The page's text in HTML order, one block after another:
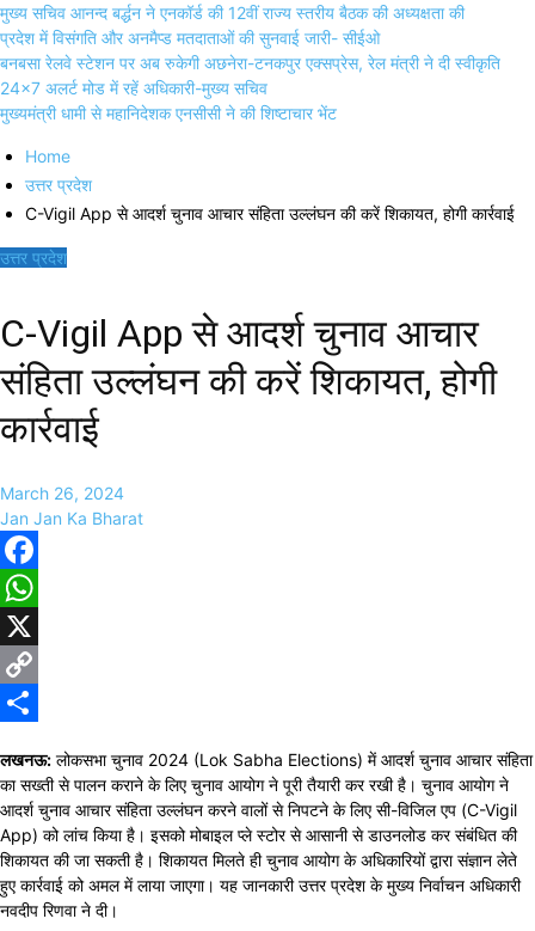
मुख्य सचिव आनन्द बर्द्धन ने एनकॉर्ड की 12वीं राज्य स्तरीय बैठक की अध्यक्षता की
प्रदेश में विसंगति और अनमैप्ड मतदाताओं की सुनवाई जारी- सीईओ
बनबसा रेलवे स्टेशन पर अब रुकेगी अछनेरा-टनकपुर एक्सप्रेस, रेल मंत्री ने दी स्वीकृति
24×7 अलर्ट मोड में रहें अधिकारी-मुख्य सचिव
मुख्यमंत्री धामी से महानिदेशक एनसीसी ने की शिष्टाचार भेंट
Home
उत्तर प्रदेश
C-Vigil App से आदर्श चुनाव आचार संहिता उल्लंघन की करें शिकायत, होगी कार्रवाई
उत्तर प्रदेश
C-Vigil App से आदर्श चुनाव आचार
संहिता उल्लंघन की करें शिकायत, होगी
कार्रवाई
March 26, 2024
Jan Jan Ka Bharat
Facebook
WhatsApp
X
Copy
लखनऊ: लोकसभा चुनाव 2024 (Lok Sabha Elections) में आदर्श चुनाव आचार संहिता
का सख्ती से पालन कराने के लिए चुनाव आयोग ने पूरी तैयारी कर रखी है। चुनाव आयोग ने
आदर्श चुनाव आचार संहिता उल्लंघन करने वालों से निपटने के लिए सी-विजिल एप (C-Vigil
App) को लांच किया है। इसको मोबाइल प्ले स्टोर से आसानी से डाउनलोड कर संबंधित की
शिकायत की जा सकती है। शिकायत मिलते ही चुनाव आयोग के अधिकारियों द्वारा संज्ञान लेते
हुए कार्रवाई को अमल में लाया जाएगा। यह जानकारी उत्तर प्रदेश के मुख्य निर्वाचन अधिकारी
नवदीप रिणवा ने दी।